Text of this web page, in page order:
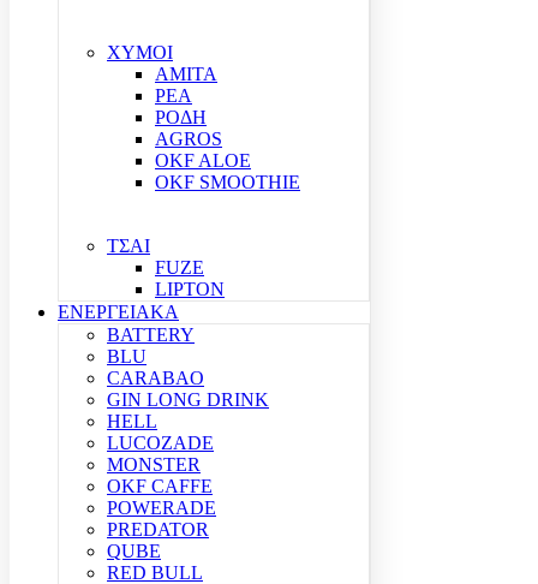
ΧΥΜΟΙ
ΑΜΙΤΑ
ΡΕΑ
ΡΟΔΗ
AGROS
OKF ALOE
OKF SMOOTHIE
ΤΣΑΙ
FUZE
LIPTON
ΕΝΕΡΓΕΙΑΚΑ
BATTERY
BLU
CARABAO
GIN LONG DRINK
HELL
LUCOZADE
MONSTER
OKF CAFFE
POWERADE
PREDATOR
QUBE
RED BULL